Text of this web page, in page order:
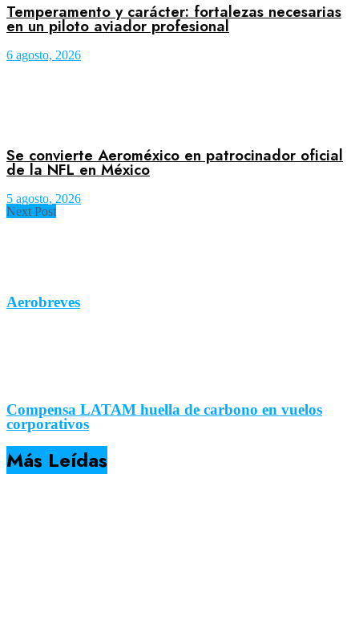
Temperamento y carácter: fortalezas necesarias
en un piloto aviador profesional
6 agosto, 2026
Se convierte Aeroméxico en patrocinador oficial
de la NFL en México
5 agosto, 2026
Next Post
Aerobreves
Compensa LATAM huella de carbono en vuelos
corporativos
Más Leídas